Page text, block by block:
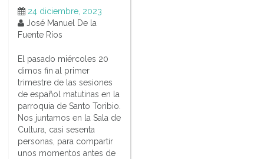
24 diciembre, 2023
José Manuel De la
Fuente Ríos
El pasado miércoles 20
dimos fin al primer
trimestre de las sesiones
de español matutinas en la
parroquia de Santo Toribio.
Nos juntamos en la Sala de
Cultura, casi sesenta
personas, para compartir
unos momentos antes de